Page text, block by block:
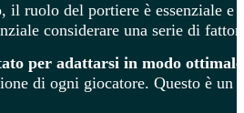
il ruolo del portiere è essenziale e
considerare una serie di
per adattarsi in modo ottimale
di ogni giocatore. Questo è